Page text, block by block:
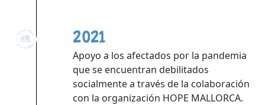
2021
Apoyo a los afectados por la pandemia
que se encuentran debilitados
socialmente a través de la colaboración
con la organización HOPE MALLORCA.